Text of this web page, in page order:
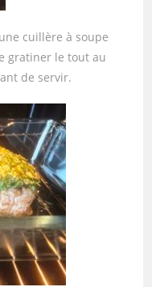
cuillère à soupe
gratiner le tout au
de servir.